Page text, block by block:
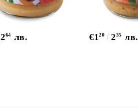
264 лв. €120 235 лв.